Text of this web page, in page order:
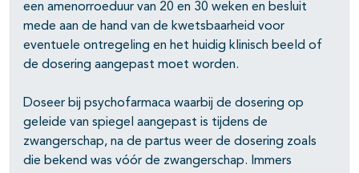
een amenorroeduur van 20 en 30 weken en besluit
mede aan de hand van de kwetsbaarheid voor
eventuele ontregeling en het huidig klinisch beeld of
de dosering aangepast moet worden.
Doseer bij psychofarmaca waarbij de dosering op
geleide van spiegel aangepast is tijdens de
zwangerschap, na de partus weer de dosering zoals
die bekend was vóór de zwangerschap. Immers